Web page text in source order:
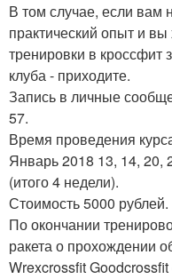
В том случае, если вам
практический опыт и вы
тренировки в кроссфит
клуба - приходите.
Запись в личные
57.
Время проведения
Январь 2018 13, 14, 20,
(итого 4 недели).
Стоимость 5000 рублей.
По окончании
ракета о прохождении
Wrexcrossfit Goodcrossfit